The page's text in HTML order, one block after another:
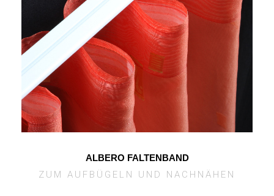
ALBERO FALTENBAND
ZUM AUFBÜGELN UND NACHNÄHEN